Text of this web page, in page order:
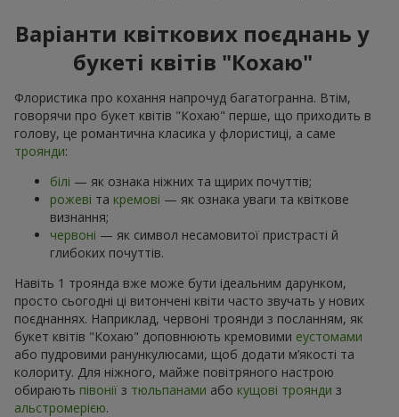
Варіанти квіткових поєднань у
букеті квітів "Кохаю"
Флористика про кохання напрочуд багатогранна. Втім,
говорячи про букет квітів "Кохаю" перше, що приходить в
голову, це романтична класика у флористиці, а саме
троянди:
білі — як ознака ніжних та щирих почуттів;
рожеві та кремові — як ознака уваги та квіткове
визнання;
червоні — як символ несамовитої пристрасті й
глибоких почуттів.
Навіть 1 троянда вже може бути ідеальним дарунком,
просто сьогодні ці витончені квіти часто звучать у нових
поєднаннях. Наприклад, червоні троянди з посланням, як
букет квітів "Кохаю" доповнюють кремовими еустомами
або пудровими ранункулюсами, щоб додати м’якості та
колориту. Для ніжного, майже повітряного настрою
обирають півонії з тюльпанами або кущові троянди з
альстромерією.